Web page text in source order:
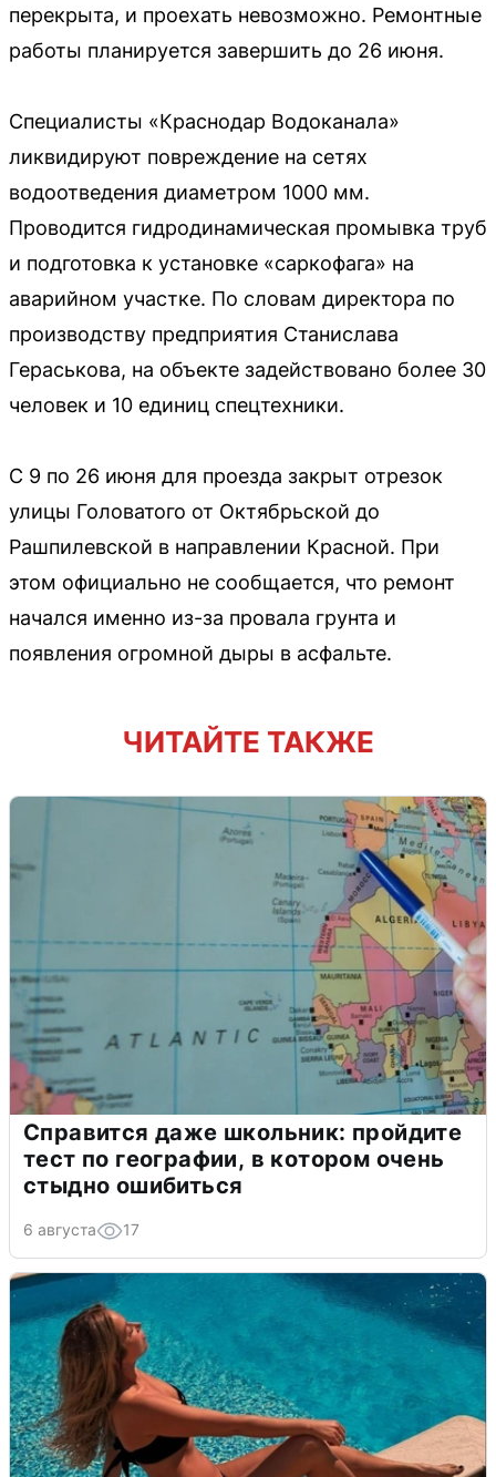
перекрыта, и проехать невозможно. Ремонтные
работы планируется завершить до 26 июня.
Специалисты «Краснодар Водоканала»
ликвидируют повреждение на сетях
водоотведения диаметром 1000 мм.
Проводится гидродинамическая промывка труб
и подготовка к установке «саркофага» на
аварийном участке. По словам директора по
производству предприятия Станислава
Гераськова, на объекте задействовано более 30
человек и 10 единиц спецтехники.
С 9 по 26 июня для проезда закрыт отрезок
улицы Головатого от Октябрьской до
Рашпилевской в направлении Красной. При
этом официально не сообщается, что ремонт
начался именно из-за провала грунта и
появления огромной дыры в асфальте.
ЧИТАЙТЕ ТАКЖЕ
Справится даже школьник: пройдите
тест по географии, в котором очень
стыдно ошибиться
6 августа 17